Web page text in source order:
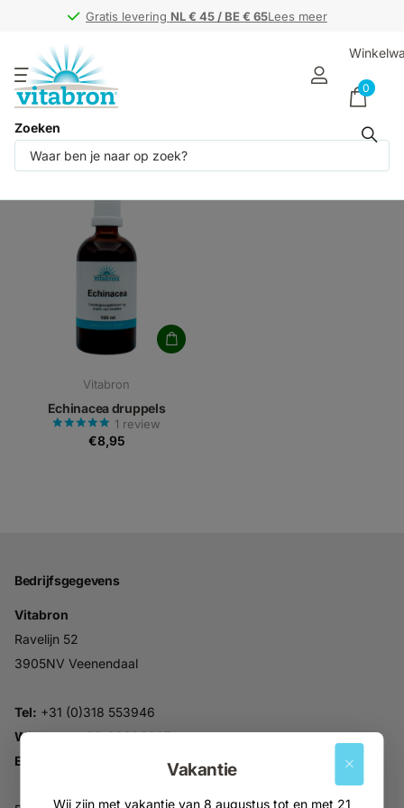
Gratis levering NL € 45 / BE € 65Lees meer
Gratis levering NL € 45 / BE € 65
Zoeken
0
Vakantie
Wij zijn met vakantie van 8 augustus tot en met 21
Producten (1)
Vitabron
Echinacea druppels
1 review
€8,95
Bedrijfsgegevens
Vitabron
Ravelijn 52
3905NV Veenendaal
Tel: +31 (0)318 553946
Whatsapp:06-30896937
Email: